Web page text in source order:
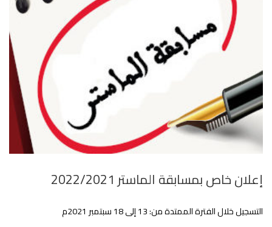
إعلان خاص بمسابقة الماستر 2022/2021
التسجيل خلال الفترة الممتدة من: 13 إلى 18 سبتمبر 2021م